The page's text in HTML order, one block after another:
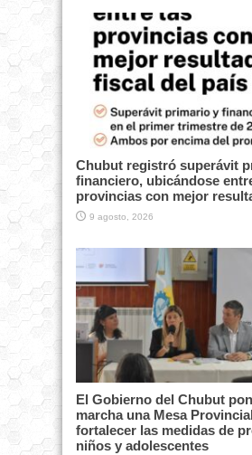
Chubut registró superávit
financiero, ubicándose
provincias con mejor
9 agosto, 2026
El Gobierno del Chubut
marcha una Mesa
fortalecer las medidas de
niños y adolescentes